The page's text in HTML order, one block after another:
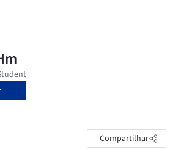
Compartilhar